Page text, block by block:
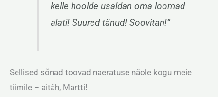
kelle hoolde usaldan oma loomad
alati! Suured tänud! Soovitan!”
Sellised sõnad toovad naeratuse näole kogu meie
tiimile – aitäh, Martti!